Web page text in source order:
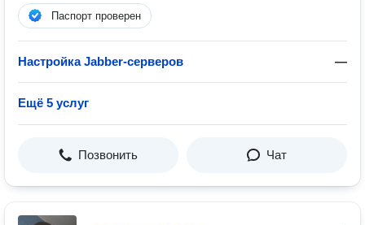
Паспорт проверен
Настройка Jabber-серверов —
Ещё 5 услуг
Позвонить Чат